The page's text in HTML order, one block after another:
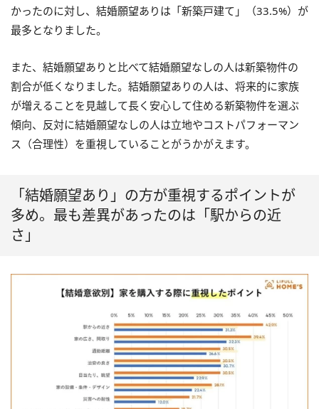
かったのに対し、結婚願望ありは「新築戸建て」（33.5%）が
最多となりました。
また、結婚願望ありと比べて結婚願望なしの人は新築物件の
割合が低くなりました。結婚願望ありの人は、将来的に家族
が増えることを見越して長く安心して住める新築物件を選ぶ
傾向、反対に結婚願望なしの人は立地やコストパフォーマン
ス（合理性）を重視していることがうかがえます。
「結婚願望あり」の方が重視するポイントが
多め。最も差異があったのは「駅からの近
さ」